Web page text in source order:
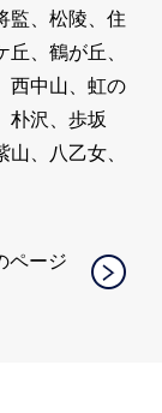
監、松陵、住
、鶴が丘、
西中山、虹の
朴沢、歩坂
、八乙女、
ページ